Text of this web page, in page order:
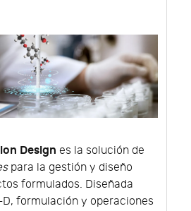
Design es la solución de
para la gestión y diseño
formulados. Diseñada
formulación y operaciones